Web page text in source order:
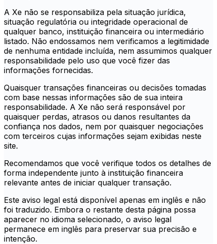
A Xe não se responsabiliza pela situação jurídica,
situação regulatória ou integridade operacional de
qualquer banco, instituição financeira ou intermediário
listado. Não endossamos nem verificamos a legitimidade
de nenhuma entidade incluída, nem assumimos qualquer
responsabilidade pelo uso que você fizer das
informações fornecidas.
Quaisquer transações financeiras ou decisões tomadas
com base nessas informações são de sua inteira
responsabilidade. A Xe não será responsável por
quaisquer perdas, atrasos ou danos resultantes da
confiança nos dados, nem por quaisquer negociações
com terceiros cujas informações sejam exibidas neste
site.
Recomendamos que você verifique todos os detalhes de
forma independente junto à instituição financeira
relevante antes de iniciar qualquer transação.
Este aviso legal está disponível apenas em inglês e não
foi traduzido. Embora o restante desta página possa
aparecer no idioma selecionado, o aviso legal
permanece em inglês para preservar sua precisão e
intenção.